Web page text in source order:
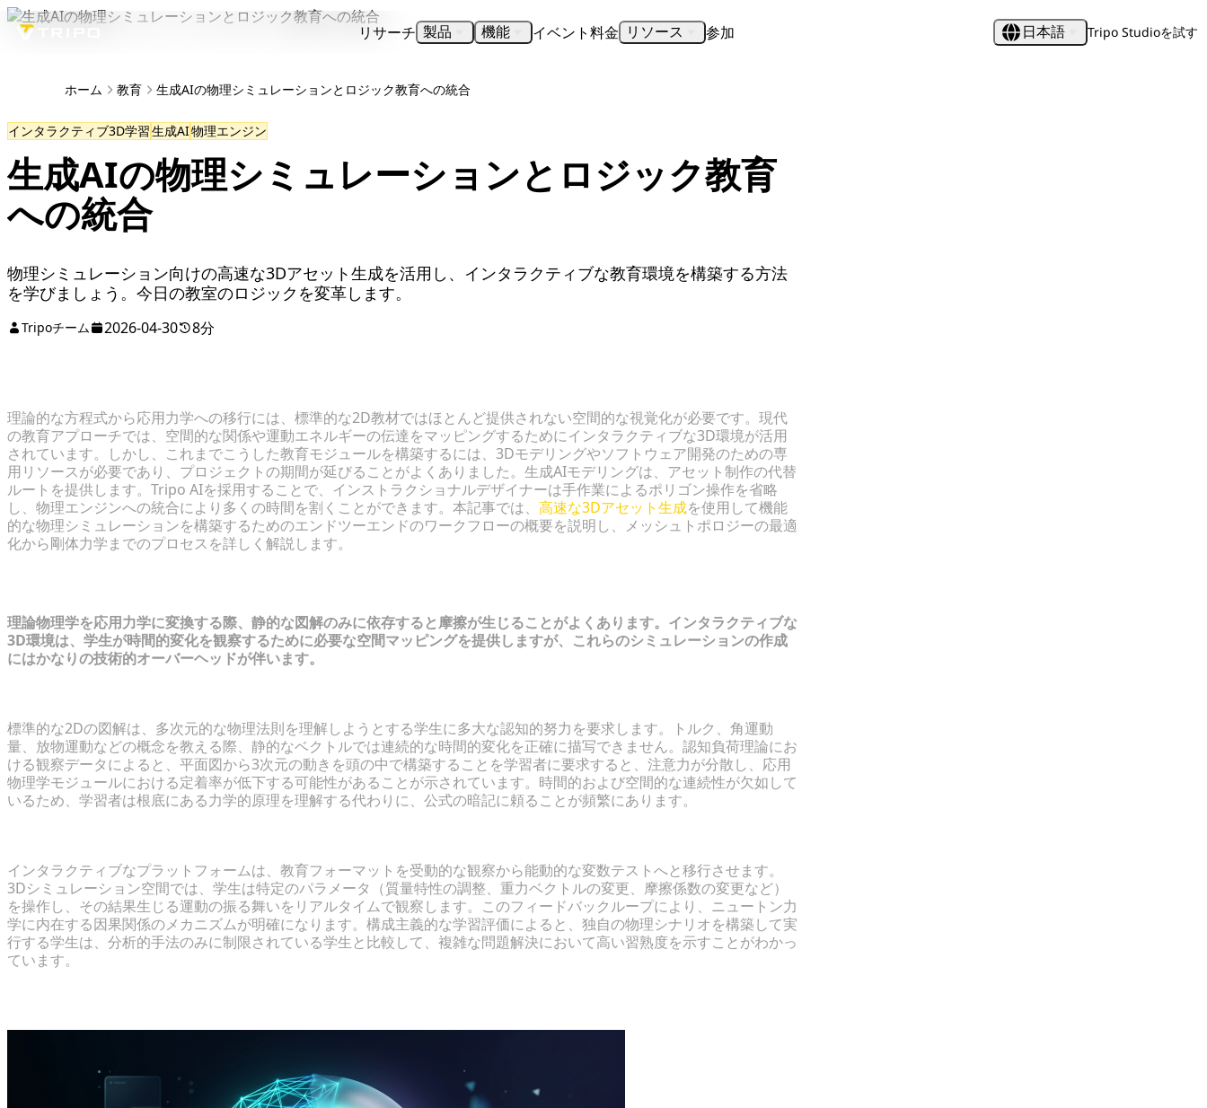
リサーチ 製品 機能 イベント料金 リソース 参加 日本語 Tripo Studioを試す
ホーム 教育 生成AIの物理シミュレーションとロジック教育への統合
インタラクティブ3D学習生成AI物理エンジン
生成AIの物理シミュレーションとロジック教育
への統合
物理シミュレーション向けの高速な3Dアセット生成を活用し、インタラクティブな教育環境を構築する方法
を学びましょう。今日の教室のロジックを変革します。
Tripoチーム 2026-04-30 8分
理論的な方程式から応用力学への移行には、標準的な2D教材ではほとんど提供されない空間的な視覚化が必要です。現代
の教育アプローチでは、空間的な関係や運動エネルギーの伝達をマッピングするためにインタラクティブな3D環境が活用
されています。しかし、これまでこうした教育モジュールを構築するには、3Dモデリングやソフトウェア開発のための専
用リソースが必要であり、プロジェクトの期間が延びることがよくありました。生成AIモデリングは、アセット制作の代替
ルートを提供します。Tripo AIを採用することで、インストラクショナルデザイナーは手作業によるポリゴン操作を省略
し、物理エンジンへの統合により多くの時間を割くことができます。本記事では、 高速な3Dアセット生成を使用して機能
的な物理シミュレーションを構築するためのエンドツーエンドのワークフローの概要を説明し、メッシュトポロジーの最適
化から剛体力学までのプロセスを詳しく解説します。
理論物理学を応用力学に変換する際、静的な図解のみに依存すると摩擦が生じることがよくあります。インタラクティブな
3D環境は、学生が時間的変化を観察するために必要な空間マッピングを提供しますが、これらのシミュレーションの作成
にはかなりの技術的オーバーヘッドが伴います。
標準的な2Dの図解は、多次元的な物理法則を理解しようとする学生に多大な認知的努力を要求します。トルク、角運動
量、放物運動などの概念を教える際、静的なベクトルでは連続的な時間的変化を正確に描写できません。認知負荷理論にお
ける観察データによると、平面図から3次元の動きを頭の中で構築することを学習者に要求すると、注意力が分散し、応用
物理学モジュールにおける定着率が低下する可能性があることが示されています。時間的および空間的な連続性が欠如して
いるため、学習者は根底にある力学的原理を理解する代わりに、公式の暗記に頼ることが頻繁にあります。
インタラクティブなプラットフォームは、教育フォーマットを受動的な観察から能動的な変数テストへと移行させます。
3Dシミュレーション空間では、学生は特定のパラメータ（質量特性の調整、重力ベクトルの変更、摩擦係数の変更など）
を操作し、その結果生じる運動の振る舞いをリアルタイムで観察します。このフィードバックループにより、ニュートン力
学に内在する因果関係のメカニズムが明確になります。構成主義的な学習評価によると、独自の物理シナリオを構築して実
行する学生は、分析的手法のみに制限されている学生と比較して、複雑な問題解決において高い習熟度を示すことがわかっ
ています。